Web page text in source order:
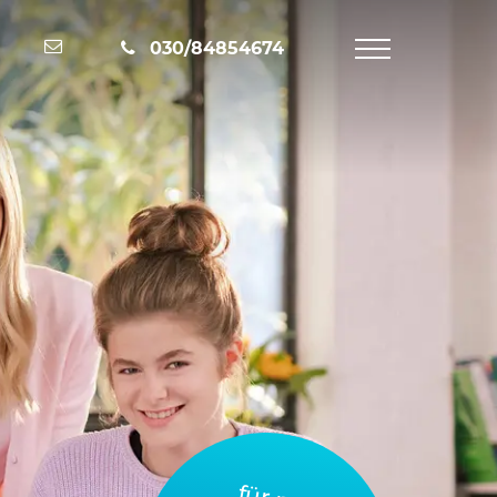
Nachricht schreiben
030/84854674
Navigation